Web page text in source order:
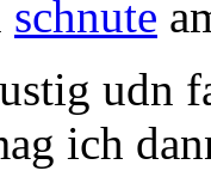
schnute
udn
ich